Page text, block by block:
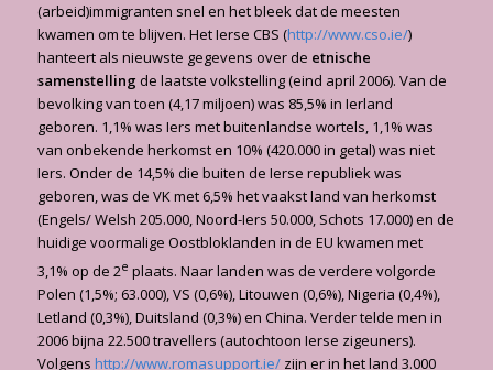
(arbeid)immigranten snel en het bleek dat de meesten
kwamen om te blijven. Het Ierse CBS (http://www.cso.ie/)
hanteert als nieuwste gegevens over de etnische
samenstelling de laatste volkstelling (eind april 2006). Van de
bevolking van toen (4,17 miljoen) was 85,5% in Ierland
geboren. 1,1% was Iers met buitenlandse wortels, 1,1% was
van onbekende herkomst en 10% (420.000 in getal) was niet
Iers. Onder de 14,5% die buiten de Ierse republiek was
geboren, was de VK met 6,5% het vaakst land van herkomst
(Engels/ Welsh 205.000, Noord-Iers 50.000, Schots 17.000) en de
huidige voormalige Oostbloklanden in de EU kwamen met
3,1% op de 2e plaats. Naar landen was de verdere volgorde
Polen (1,5%; 63.000), VS (0,6%), Litouwen (0,6%), Nigeria (0,4%),
Letland (0,3%), Duitsland (0,3%) en China. Verder telde men in
2006 bijna 22.500 travellers (autochtoon Ierse zigeuners).
Volgens http://www.romasupport.ie/zijn er in het land 3.000